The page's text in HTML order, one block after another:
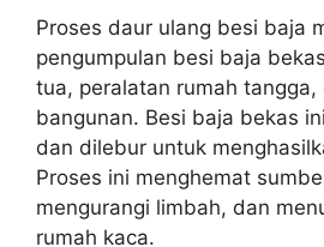
Proses daur ulang besi baja
pengumpulan besi baja
tua, peralatan rumah tangga,
bangunan. Besi baja bekas
dan dilebur untuk
Proses ini menghemat
mengurangi limbah, dan
rumah kaca.